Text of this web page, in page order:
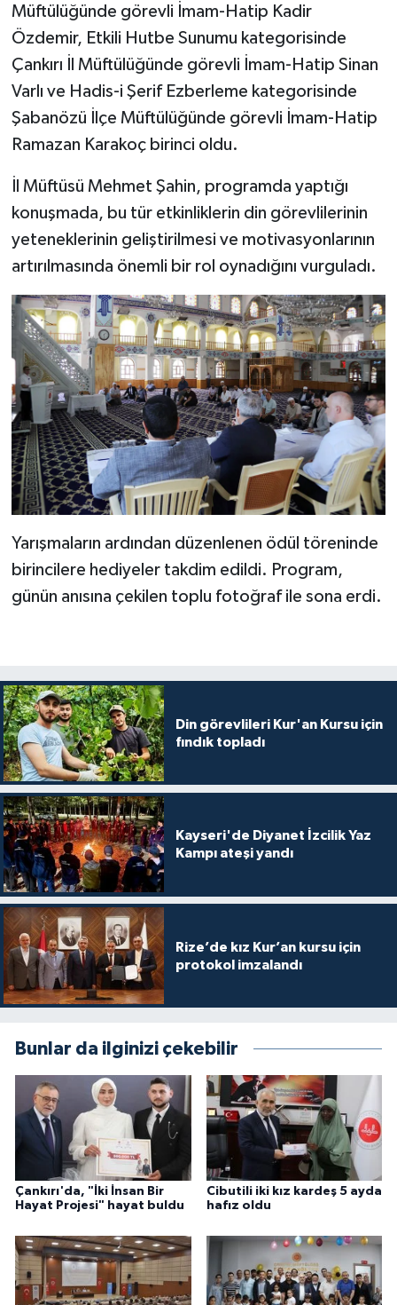
Müftülüğünde görevli İmam-Hatip Kadir
Özdemir, Etkili Hutbe Sunumu kategorisinde
Çankırı İl Müftülüğünde görevli İmam-Hatip Sinan
Varlı ve Hadis-i Şerif Ezberleme kategorisinde
Şabanözü İlçe Müftülüğünde görevli İmam-Hatip
Ramazan Karakoç birinci oldu.
İl Müftüsü Mehmet Şahin, programda yaptığı
konuşmada, bu tür etkinliklerin din görevlilerinin
yeteneklerinin geliştirilmesi ve motivasyonlarının
artırılmasında önemli bir rol oynadığını vurguladı.
Yarışmaların ardından düzenlenen ödül töreninde
birincilere hediyeler takdim edildi. Program,
günün anısına çekilen toplu fotoğraf ile sona erdi.
Din görevlileri Kur'an Kursu için
fındık topladı
Kayseri'de Diyanet İzcilik Yaz
Kampı ateşi yandı
Rize’de kız Kur’an kursu için
protokol imzalandı
Bunlar da ilginizi çekebilir
Çankırı'da, "İki İnsan Bir
Hayat Projesi" hayat buldu
Cibutili iki kız kardeş 5 ayda
hafız oldu
Denizli Müftülüğü
Diyarbakır Müftülüğü
Edirne Müftülüğü
Elazığ Müftülüğü
Erzincan Müftülüğü
Erzurum Müftülüğü
Eskişehir Müftülüğü
Gaziantep Müftülüğü
Giresun Müftülüğü
Hakkari Müftülüğü
Isparta Müftülüğü
İstanbul Müftülüğü
İzmir Müftülüğü
Kahramanmaraş Müftülüğü
Karabük Müftülüğü
Karaman Müftülüğü
Kars Müftülüğü
Kilis Müftülüğü
Kırıkkale Müftülüğü
Kırklareli Müftülüğü
Kırşehir Müftülüğü
Kocaeli Müftülüğü
Diyanet TV
İhtida Haberleri